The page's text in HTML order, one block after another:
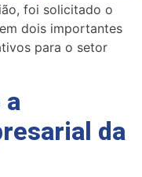
foi solicitado o
dois importantes
para o setor
a
da